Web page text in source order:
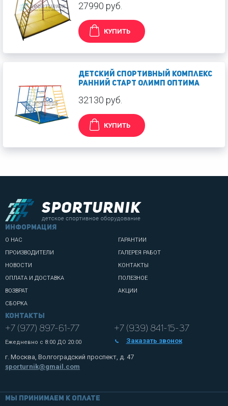
27990 руб.
КУПИТЬ
Детский спортивный комплекс
Ранний старт Олимп оптима
32130 руб.
КУПИТЬ
информация
О НАС
ПРОИЗВОДИТЕЛИ
НОВОСТИ
ОПЛАТА И ДОСТАВКА
ВОЗВРАТ
СБОРКА
ГАРАНТИИ
ГАЛЕРЕЯ РАБОТ
КОНТАКТЫ
ПОЛЕЗНОЕ
АКЦИИ
Контакты
+7 (977) 897-61-77
Ежедневно с 8:00 ДО 20:00
+7 (939) 841-15-37
Заказать звонок
г. Москва, Волгоградский проспект, д. 47
sporturnik@gmail.com
Мы принимаем к оплате